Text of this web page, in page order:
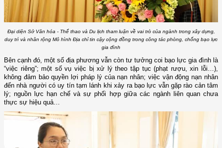
Đại diện Sở Văn hóa - Thể thao và Du lịch tham luận về vai trò của ngành trong xây dựng,
duy trì và nhân rộng Mô hình Địa chỉ tin cậy cộng đồng trong công tác phòng, chống bạo lực
gia đình
Bên cạnh đó, một số địa phương vẫn còn tư tưởng coi bạo lực gia đình là
“việc riêng”; một số vụ việc bị xử lý theo tập tục (phạt rượu, xin lỗi…),
không đảm bảo quyền lợi pháp lý của nạn nhân; việc vận động nạn nhân
đến nhà người có uy tín tạm lánh khi xảy ra bạo lực vẫn gặp rào cản tâm
lý; nguồn lực hạn chế và sự phối hợp giữa các ngành liên quan chưa
thực sự hiệu quả…